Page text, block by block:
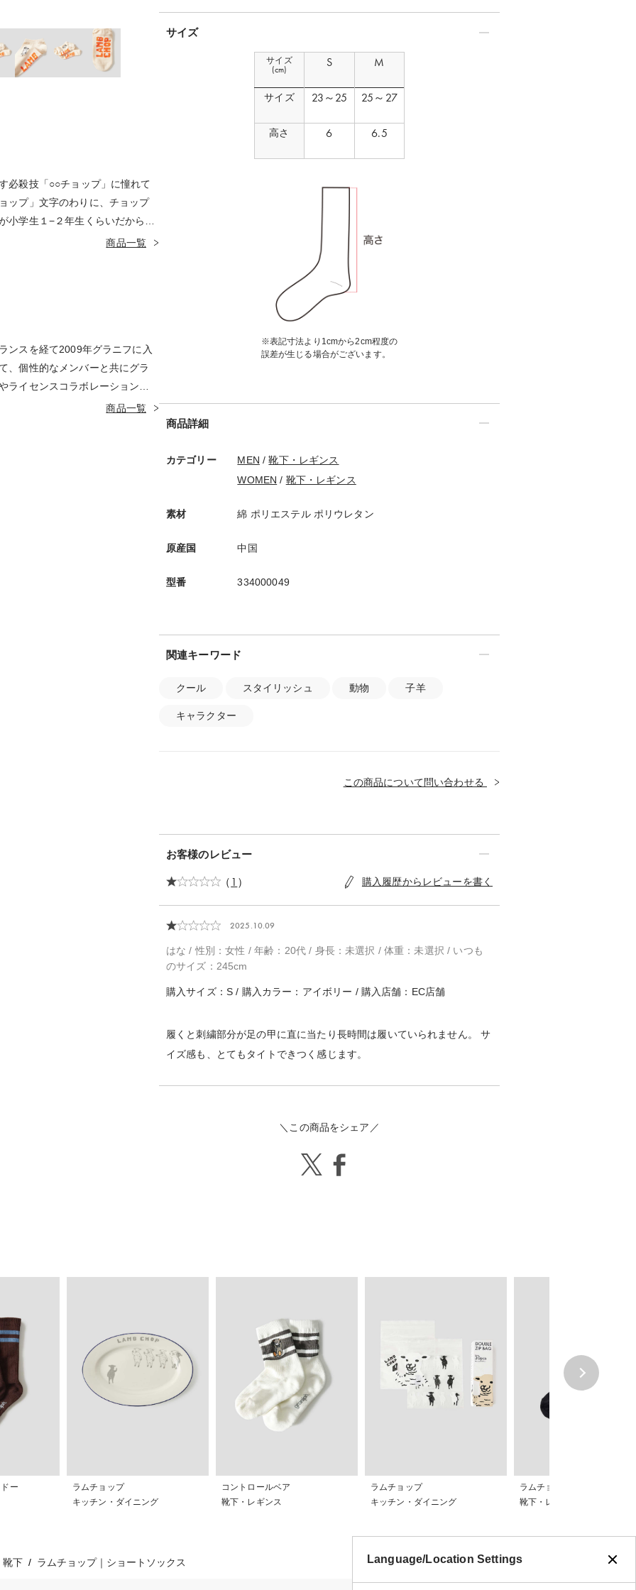
必殺技「○○チョップ」に憧れて
ップ」文字のわりに、チョップ
小学生１−２年生くらいだから。
含まれた真実を見抜く力に大人
商品一覧
ンスを経て2009年グラニフに入
、個性的なメンバーと共にグラ
ライセンスコラボレーションの
オリジナルの制作グラフィック
商品一覧
サイズ
サイズ
(cm)
サイズ
高さ
S M
23～25 25～27
6 6.5
※表記寸法より1cmから2cm程度の
誤差が生じる場合がございます。
商品詳細
カテゴリー MEN /靴下・レギンス
WOMEN / 靴下・レギンス
素材 綿 ポリエステル ポリウレタン
原産国 中国
型番 334000049
関連キーワード
クール スタイリッシュ 動物 子羊
キャラクター
この商品について問い合わせる
お客様のレビュー
（1 ） 購入履歴からレビューを書く
2025.10.09
はな / 性別：女性 / 年齢：20代 / 身長：未選択 / 体重：未選択 / いつも
のサイズ：245cm
購入サイズ：S / 購入カラー：アイボリー / 購入店舗：EC店舗
履くと刺繍部分が足の甲に直に当たり長時間は履いていられません。 サ
イズ感も、とてもタイトできつく感じます。
＼この商品をシェア／
ー
ラムチョップ
キッチン・ダイニング
コントロールベア
靴下・レギンス
ラムチョップ
キッチン・ダイニング
ラムチョップ
靴下・レギンス
靴下 ラムチョップ｜ショートソックス Language/Location Settings